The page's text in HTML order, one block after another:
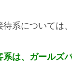
待系については
系は、ガールズ